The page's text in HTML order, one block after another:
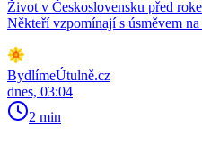
Život v Československu před
Někteří vzpomínají s úsměvem
BydlímeÚtulně.cz
dnes, 03:04
2 min